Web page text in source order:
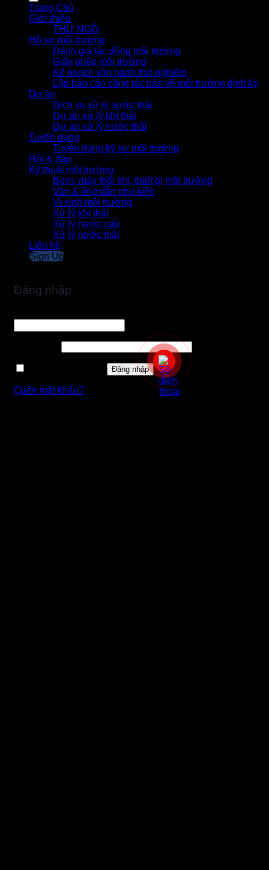
Trang Chủ
Giới thiệu
THƯ NGỎ
Hồ sơ môi trường
Đánh giá tác động môi trường
Giấy phép môi trường
Kế hoạch vận hành thử nghiệm
Lập báo cáo công tác bảo vệ môi trường định kỳ
Dự án
Dịch vụ xử lý nước thải
Dự án xử lý khí thải
Dự án xử lý nước thải
Tuyển dụng
Tuyển dụng kỹ sư môi trường
Hỏi & đáp
Kỹ thuật môi trường
Bơm, máy thổi khí, thiết bị môi trường
Van & ống dẫn phụ kiện
Vi sinh môi trường
Xử lý khí thải
Xử lý nước cấp
Xử lý nước thải
Liên hệ
Sign Up
Đăng nhập
Đăng nhập
Quên mật khẩu?